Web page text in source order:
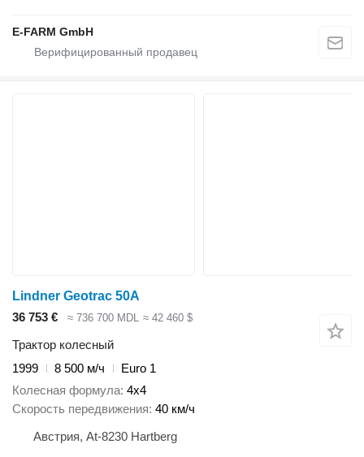
E-FARM GmbH
Lindner Geotrac 50A
36 753 €
≈ 736 700 MDL ≈ 42 460 $
Трактор колесный
1999
8 500 м/ч
Euro 1
Колесная формула 4x4
Скорость передвижения 40 км/ч
Австрия, At-8230 Hartberg